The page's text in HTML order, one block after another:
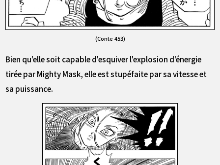
(Conte 453)
Bien qu'elle soit capable d'esquiver l'explosion d'énergie
tirée par Mighty Mask, elle est stupéfaite par sa vitesse et
sa puissance.